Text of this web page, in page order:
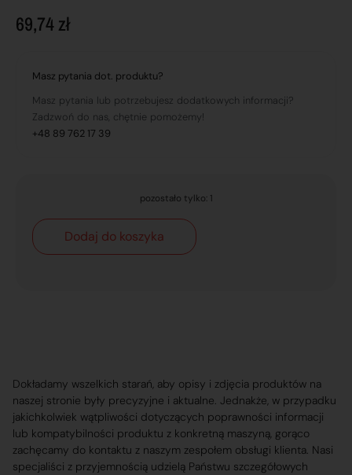
69,74zł
Masz pytania dot. produktu?
Masz pytania lub potrzebujesz dodatkowych informacji?
Zadzwoń do nas, chętnie pomożemy!
+48 89 762 17 39
pozostało tylko: 1
Dodaj do koszyka
Dokładamy wszelkich starań, aby opisy i zdjęcia produktów na
naszej stronie były precyzyjne i aktualne. Jednakże, w przypadku
jakichkolwiek wątpliwości dotyczących poprawności informacji
lub kompatybilności produktu z konkretną maszyną, gorąco
zachęcamy do kontaktu z naszym zespołem obsługi klienta. Nasi
specjaliści z przyjemnością udzielą Państwu szczegółowych